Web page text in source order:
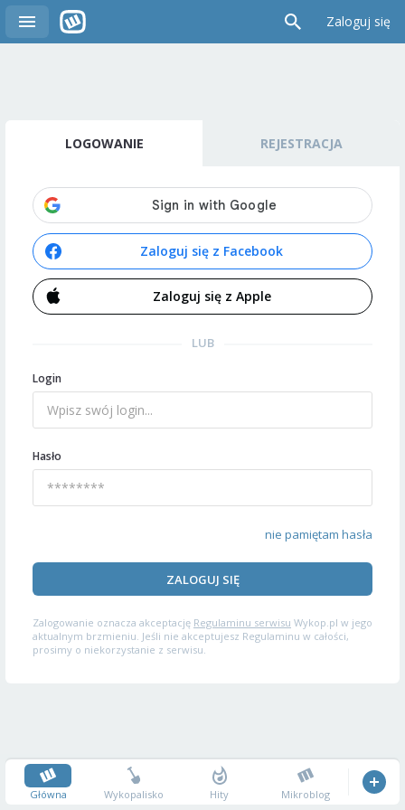
Zaloguj się
LOGOWANIE REJESTRACJA
Zaloguj się z Facebook
Zaloguj się z Apple
LUB
Login
Hasło
nie pamiętam hasła
ZALOGUJ SIĘ
Zalogowanie oznacza akceptację Regulaminu serwisu Wykop.pl w jego
aktualnym brzmieniu. Jeśli nie akceptujesz Regulaminu w całości,
prosimy o niekorzystanie z serwisu.
Główna Wykopalisko Hity Mikroblog